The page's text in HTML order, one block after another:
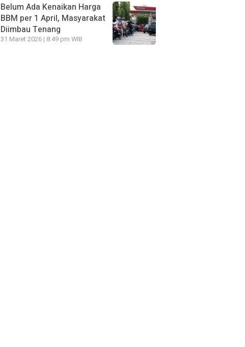
Belum Ada Kenaikan Harga
BBM per 1 April, Masyarakat
Diimbau Tenang
31 Maret 2026 | 8:49 pm WIB